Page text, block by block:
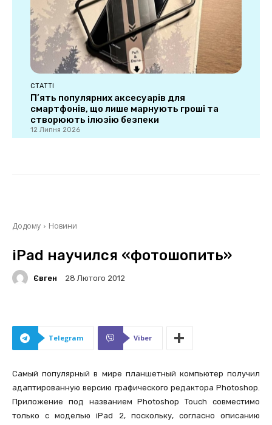
СТАТТІ
П’ять популярних аксесуарів для
смартфонів, що лише марнують гроші та
створюють ілюзію безпеки
12 Липня 2026